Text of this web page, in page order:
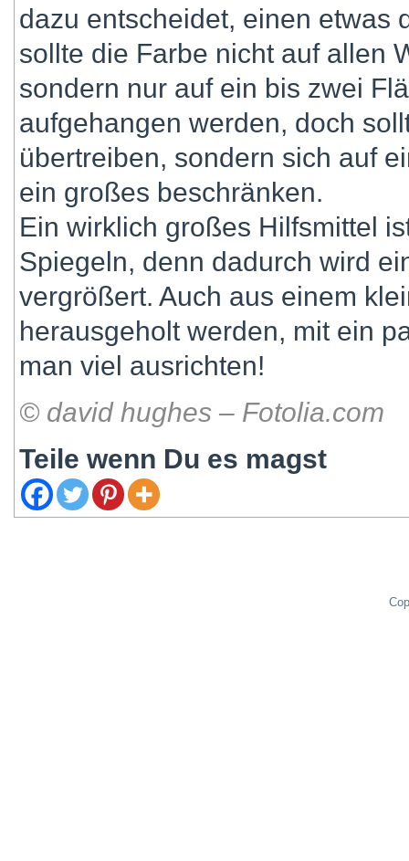
dazu entscheidet, einen etwas
sollte die Farbe nicht auf allen
sondern nur auf ein bis zwei
aufgehangen werden, doch
übertreiben, sondern sich auf
ein großes beschränken.
Ein wirklich großes Hilfsmittel
Spiegeln, denn dadurch wird
vergrößert. Auch aus einem
herausgeholt werden, mit ein
man viel ausrichten!
© david hughes – Fotolia.com
Teile wenn Du es magst